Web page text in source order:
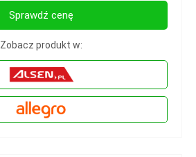
Sprawdź cenę
Zobacz produkt w: